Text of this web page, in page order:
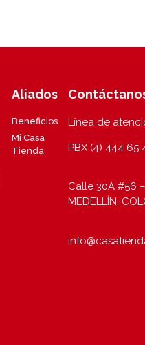
Aliados
Beneficios
Mi Casa
Tienda
Línea de
PBX (4) 444 65
Calle 30A #56
MEDELLÍN,